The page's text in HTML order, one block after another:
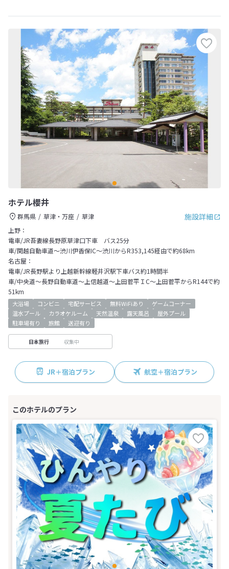
ホテル櫻井
施設詳細
群馬県 草津・万座
草津
上野：
電車/JR吾妻線長野原草津口下車 バス25分
車/関越自動車道～渋川伊香保IC～渋川からR353,145経由で約68km
名古屋：
電車/JR長野駅より上越新幹線軽井沢駅下車バス約1時間半
車/中央道～長野自動車道～上信越道～上田菅平ＩC～上田菅平からR144で約
51km
大浴場 コンビニ 宅配サービス 無料WiFiあり
ゲームコーナー
温水プール
カラオケルーム 天然温泉 露天風呂
屋外プール
駐車場有り
旅館 送迎有り
日本旅行 収集中
JR＋宿泊プラン 航空＋宿泊プラン